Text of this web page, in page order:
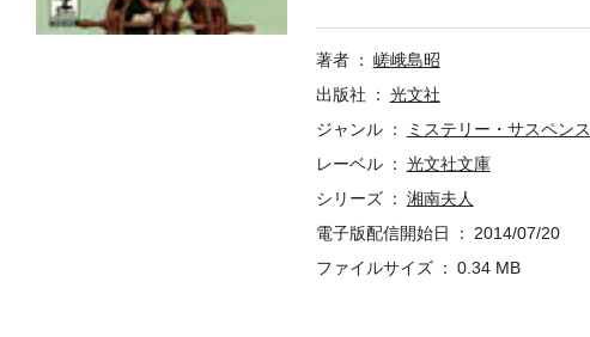
著者
嵯峨島昭
出版社
光文社
ジャンル
ミステリー・サスペンス
レーベル
光文社文庫
シリーズ
湘南夫人
電子版配信開始日
2014/07/20
ファイルサイズ
0.34 MB